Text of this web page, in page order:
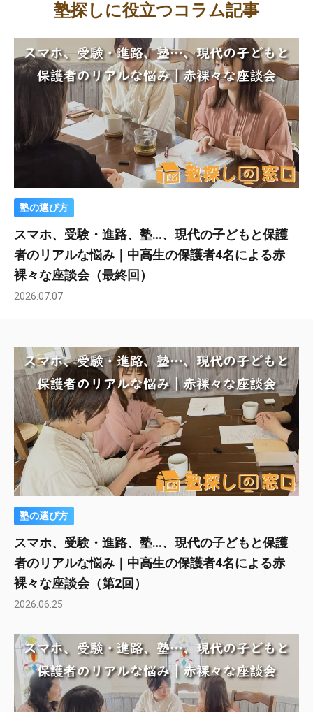
塾探しに役立つコラム記事
塾の選び方
スマホ、受験・進路、塾…、現代の子どもと保護
者のリアルな悩み｜中高生の保護者4名による赤
裸々な座談会（最終回）
2026.07.07
塾の選び方
スマホ、受験・進路、塾…、現代の子どもと保護
者のリアルな悩み｜中高生の保護者4名による赤
裸々な座談会（第2回）
2026.06.25